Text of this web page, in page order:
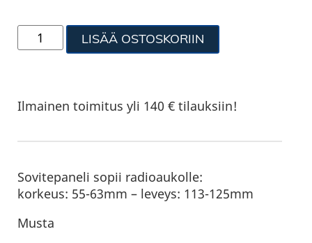
LISÄÄ OSTOSKORIIN
Ilmainen toimitus yli 140 € tilauksiin!
Sovitepaneli sopii radioaukolle:
korkeus: 55-63mm – leveys: 113-125mm
Musta